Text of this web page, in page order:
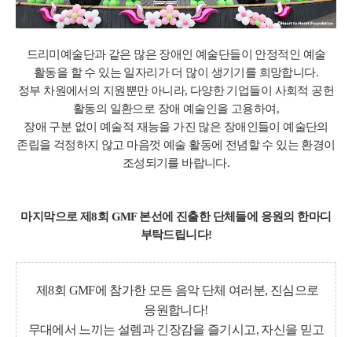
드리미예술단과 같은 많은 장애인 예술단들이 안정적인 예술
활동을 할 수 있는 일자리가 더 많이 생기기를 희망합니다.
정부 차원에서의 지원뿐만 아니라, 다양한 기업들이 사회적 공헌
활동의 일환으로 장애 예술인을 고용하여,
장애 구분 없이 예술적 재능을 가진 많은 장애인들이 예술단의
존립을 걱정하지 않고 마음껏 예술 활동에 전념할 수 있는 환경이
조성되기를 바랍니다.
마지막으로 제8회 GMF 본선에 진출한 단체들에 응원의 한마디
부탁드립니다!
제8회 GMF에 참가한 모든 음악 단체 여러분, 진심으로
응원합니다!
무대에서 느끼는 설렘과 긴장감을 즐기시고, 자신을 믿고